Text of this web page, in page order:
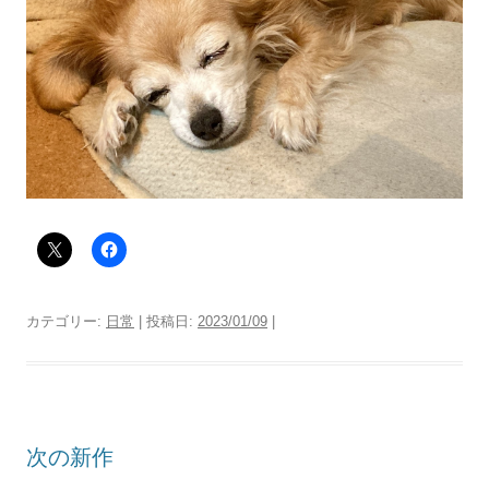
カテゴリー: 日常 | 投稿日: 2023/01/09
次の新作